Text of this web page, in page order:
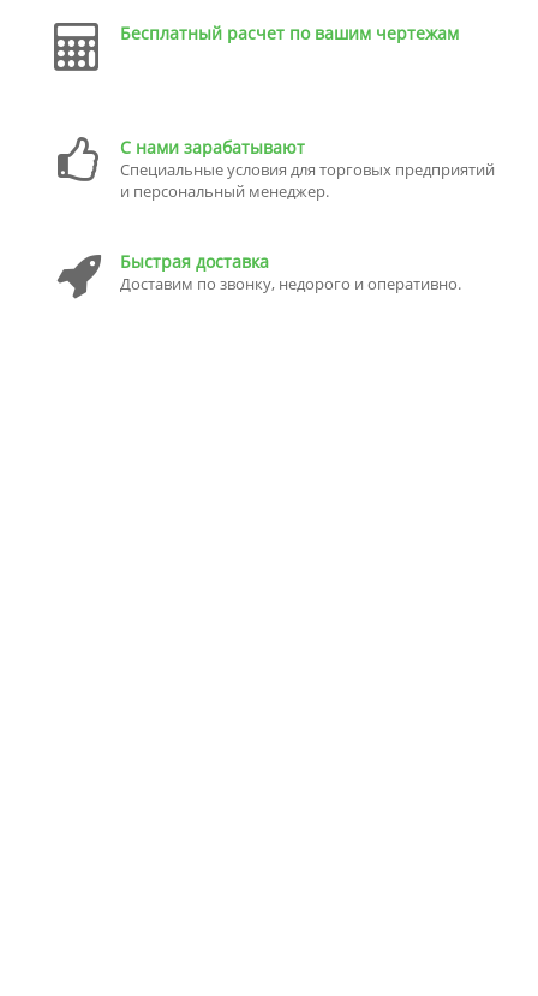
Бесплатный расчет по вашим чертежам
С нами зарабатывают
Специальные условия для торговых предприятий
и персональный менеджер.
Быстрая доставка
Доставим по звонку, недорого и оперативно.